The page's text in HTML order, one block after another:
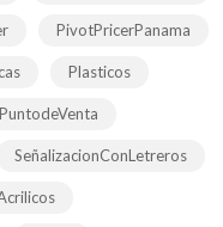
PivotPricerPanama
Plasticos
SeñalizacionConLetreros